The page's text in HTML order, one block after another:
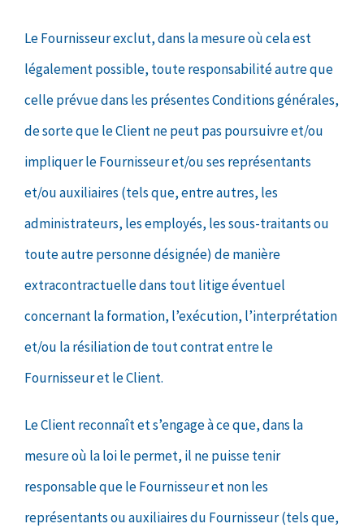
Le Fournisseur exclut, dans la mesure où cela est
légalement possible, toute responsabilité autre que
celle prévue dans les présentes Conditions générales,
de sorte que le Client ne peut pas poursuivre et/ou
impliquer le Fournisseur et/ou ses représentants
et/ou auxiliaires (tels que, entre autres, les
administrateurs, les employés, les sous-traitants ou
toute autre personne désignée) de manière
extracontractuelle dans tout litige éventuel
concernant la formation, l’exécution, l’interprétation
et/ou la résiliation de tout contrat entre le
Fournisseur et le Client.
Le Client reconnaît et s’engage à ce que, dans la
mesure où la loi le permet, il ne puisse tenir
responsable que le Fournisseur et non les
représentants ou auxiliaires du Fournisseur (tels que,